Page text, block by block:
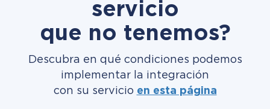
servicio
que no tenemos?
Descubra en qué condiciones podemos
implementar la integración
con su servicio en esta página